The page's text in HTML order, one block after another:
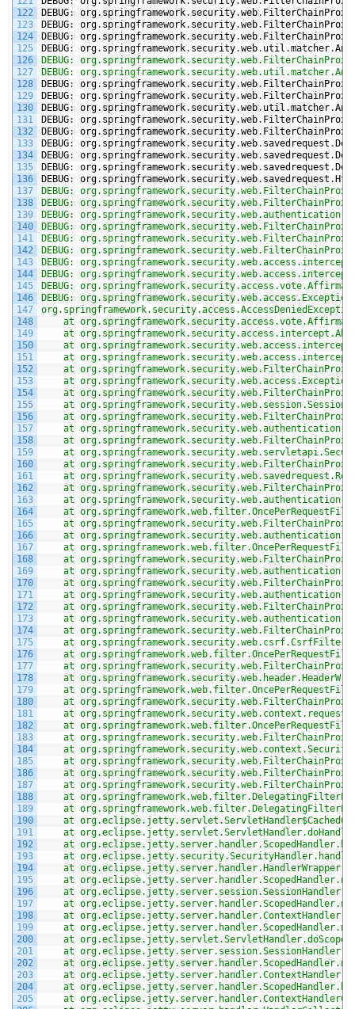
122
123
124
125
126
127
128
129
130
131
132
133
134
135
136
137
138
139
140
141
142
143
144
145
146
147
148
149
150
151
152
153
154
155
156
157
158
159
160
161
162
163
164
165
166
167
168
169
170
171
172
173
174
175
176
177
178
179
180
181
182
183
184
185
186
187
188
189
190
191
192
193
194
195
196
197
198
199
200
201
202
203
204
205
DEBUG: org. springframework. security.web. FilterChainProxy
DEBUG: org. springframework. security.web. FilterChainProxy
DEBUG: org. springframework. security.web. FilterChainProxy
DEBUG: org. springframework. security.web. util .matcher.
DEBUG:
DEBUG:
DEBUG: org. springframework. security.web. FilterChainProxy
DEBUG: org. springframework. security.web. FilterChainProxy
DEBUG: org. springframework. security.web. util .matcher.
DEBUG: org. springframework. security.web. FilterChainProxy
DEBUG: org. springframework. security.web. FilterChainProxy
DEBUG: org. springframework. security.web. savedrequest .
DEBUG: org. springframework. security.web. savedrequest .
DEBUG: org. springframework. security.web. savedrequest .
DEBUG: org. springframework. security.web. savedrequest .
DEBUG:
DEBUG:
DEBUG:
DEBUG:
DEBUG:
DEBUG:
DEBUG:
DEBUG:
DEBUG:
DEBUG:
at
at
at
at
at
at
at
at
at
at
at
at
at
at
at
at
at
at
at
at
at
at
at
at
at
at
at
at
at
at
at
at
at
at
at
at
at
at
at
at
at
at
at
at
at
at
at
at
at
at
at
at
at
at
at
at
at
at